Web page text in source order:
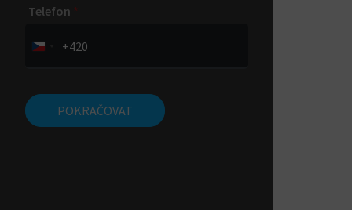
Telefon *
+420
POKRAČOVAT